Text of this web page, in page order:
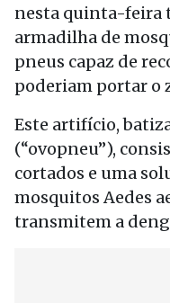
nesta quinta-feira
armadilha de
pneus capaz de
poderiam portar o
Este artifício,
(“ovopneu”),
cortados e uma
mosquitos Aedes
transmitem a